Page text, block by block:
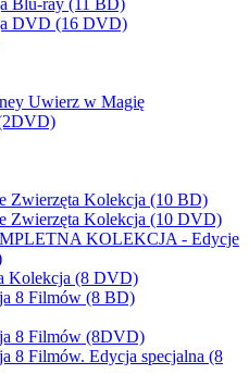
Blu-ray (11 BD)
DVD (16 DVD)
Uwierz w Magię
Zwierzęta Kolekcja (10 BD)
Zwierzęta Kolekcja (10 DVD)
KOLEKCJA - Edycje
Kolekcja (8 DVD)
8 Filmów (8 BD)
8 Filmów (8DVD)
8 Filmów. Edycja specjalna (8